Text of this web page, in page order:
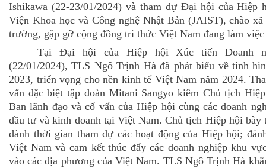
Ishikawa (22-23/01/2024) và tham dự Đại hội của Hiệp
Viện Khoa học và Công nghệ Nhật Bản (JAIST), chào
trường, gặp gỡ cộng đồng tri thức Việt Nam đang làm
Tại Đại hội của Hiệp hội Xúc tiến Doanh
(22/01/2024), TLS Ngô Trịnh Hà đã phát biểu về tình
2023, triển vọng cho nền kinh tế Việt Nam năm 2024.
vấn đặc biệt tập đoàn Mitani Sangyo kiêm Chủ tịch
Ban lãnh đạo và cố vấn của Hiệp hội cùng các doanh
đầu tư và kinh doanh tại Việt Nam. Chủ tịch Hiệp hội bày
dành thời gian tham dự các hoạt động của Hiệp hội;
Việt Nam và cam kết thúc đẩy các doanh nghiệp khu
vào các địa phương của Việt Nam. TLS Ngô Trịnh Hà